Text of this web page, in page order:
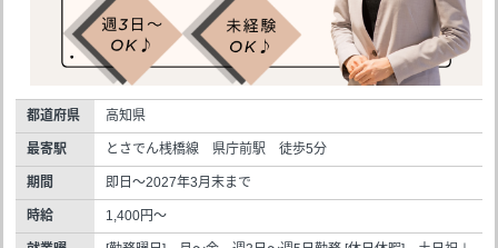
都道府県 高知県
最寄駅 とさでん桟橋線 県庁前駅 徒歩5分
期間 即日～2027年3月末まで
時給 1,400円～